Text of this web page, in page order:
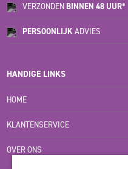
VERZONDEN BINNEN 48 UUR*
PERSOONLIJKADVIES
HANDIGE LINKS
HOME
KLANTENSERVICE
OVER ONS